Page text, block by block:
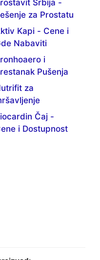
Srbija -
za Prostatu
Kapi - Cene i
Nabaviti
i
Pušenja
za
Čaj -
i Dostupnost